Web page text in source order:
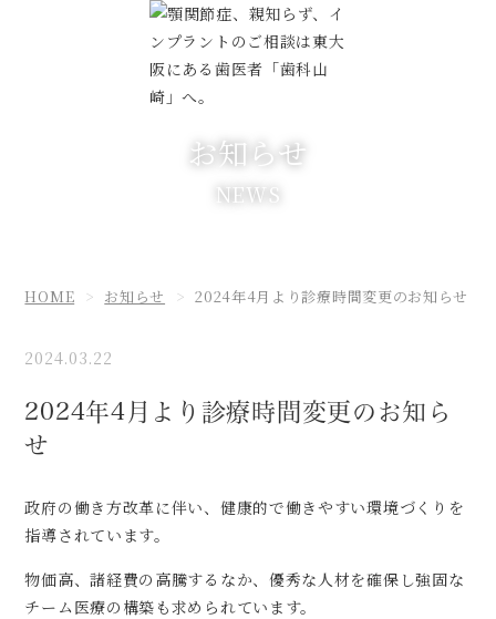
お知らせ
NEWS
HOME お知らせ 2024年4月より診療時間変更のお知らせ
2024.03.22
2024年4月より診療時間変更のお知ら
せ
政府の働き方改革に伴い、 健康的で働きやすい環境づくりを
指導されています。
物価高、諸経費の高騰するなか、 優秀な人材を確保し強固な
チーム医療の構築も求められています。